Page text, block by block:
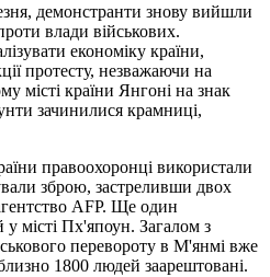
демонстранти знову вийшли
влади військових.
економіку країни,
протесту, незважаючи на
місті країни Янгоні на знак
зачинилися крамниці,
правоохоронці використали
зброю, застреливши двох
AFP. Ще один
місті Пх'япоун. Загалом з
перевороту в М'янмі вже
1800 людей заарештовані.